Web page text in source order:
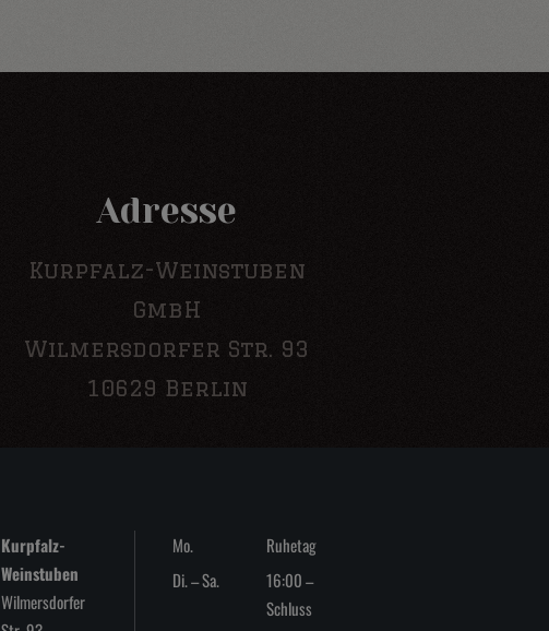
Adresse
Kurpfalz-Weinstuben
GmbH
Wilmersdorfer Str. 93
10629 Berlin
Kurpfalz-
Weinstuben
Wilmersdorfer
Mo.
Ruhetag
Di. – Sa.
16:00 –
Schluss